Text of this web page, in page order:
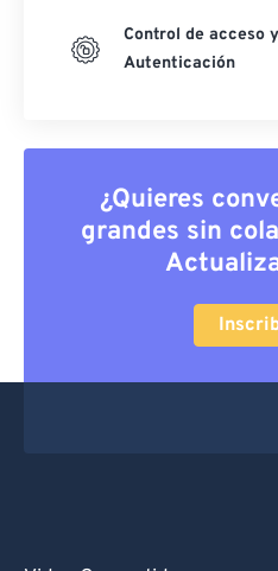
Control de acceso y
Autenticación
¿Quieres
grandes sin